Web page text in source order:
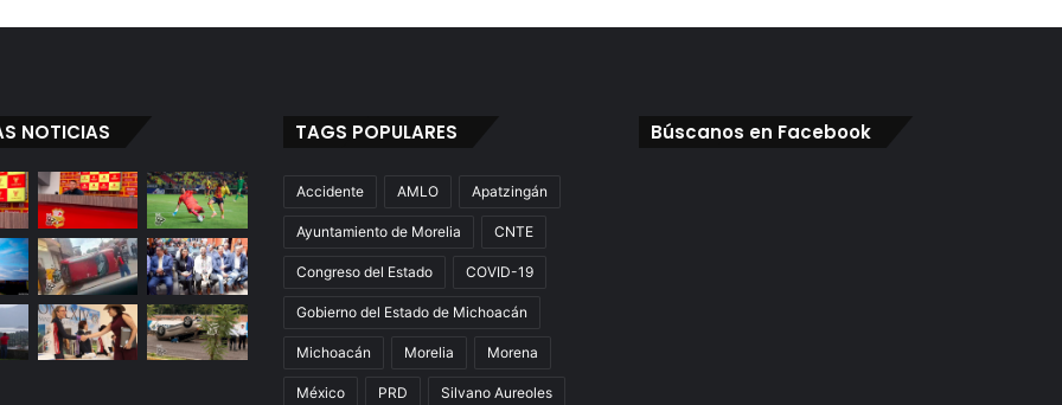
m
e
r
o
s
M
o
r
e
NOTICIAS TAGS POPULARES
Accidente AMLO Apatzingán
Ayuntamiento de Morelia CNTE
Congreso del Estado COVID-19
Gobierno del Estado de Michoacán
Michoacán Morelia Morena
México PRD Silvano Aureoles
Búscanos en Facebook